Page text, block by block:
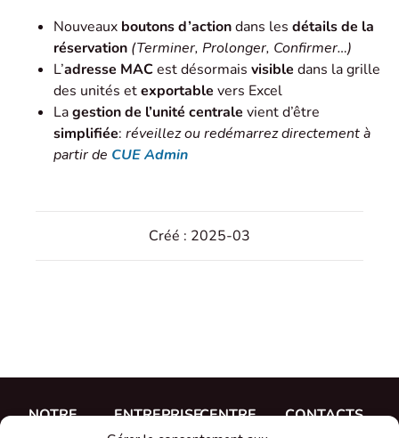
Nouveaux boutons d’actiondans les détails de la
réservation (Terminer, Prolonger, Confirmer…)
L’adresse MACest désormais visible dans la grille
des unités etexportable vers Excel
Lagestion de l’unité centrale vient d’être
simplifiée: réveillez ou redémarrez directement à
partir de CUE Admin
Créé : 2025-03
NOTRE
ENTREPRISECENTRE
D'AIDE
CONTACTS